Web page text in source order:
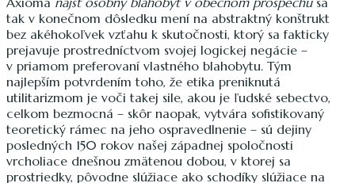
tak v konečnom dôsledku mení na abstraktný konštrukt
bez akéhokoľvek vzťahu k skutočnosti, ktorý sa fakticky
prejavuje prostredníctvom svojej logickej negácie –
v priamom preferovaní vlastného blahobytu. Tým
najlepším potvrdením toho, že etika preniknutá
utilitarizmom je voči takej sile, akou je ľudské sebectvo,
celkom bezmocná – skôr naopak, vytvára sofistikovaný
teoretický rámec na jeho ospravedlnenie – sú dejiny
posledných 150 rokov našej západnej spoločnosti
vrcholiace dnešnou zmätenou dobou, v ktorej sa
prostriedky, pôvodne slúžiace ako schodíky slúžiace na